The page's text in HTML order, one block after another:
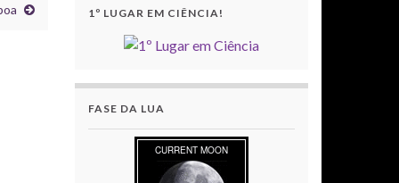
1º LUGAR EM CIÊNCIA!
FASE DA LUA